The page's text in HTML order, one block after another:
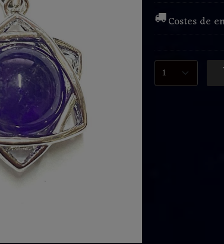
Costes de